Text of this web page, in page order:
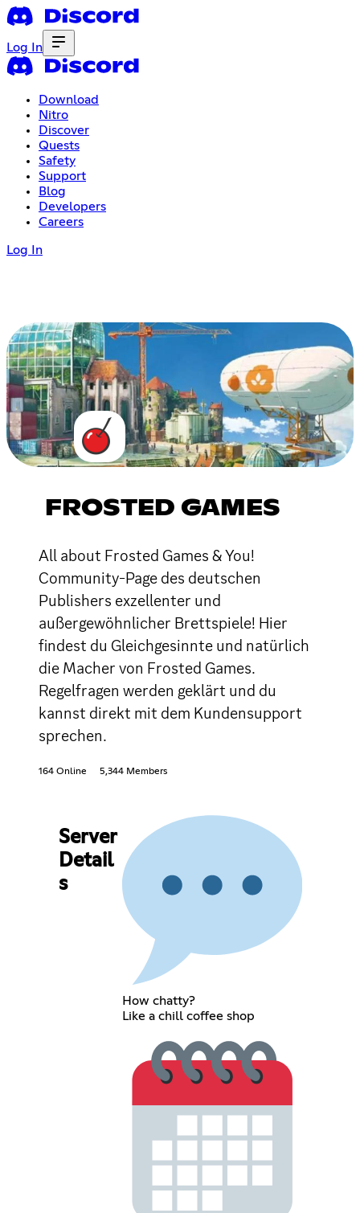
Log In
Download
Nitro
Discover
Quests
Safety
Support
Blog
Developers
Careers
Log In
FROSTED GAMES
All about Frosted Games & You!
Community-Page des deutschen
Publishers exzellenter und
außergewöhnlicher Brettspiele! Hier
findest du Gleichgesinnte und natürlich
die Macher von Frosted Games.
Regelfragen werden geklärt und du
kannst direkt mit dem Kundensupport
sprechen.
164 Online 5,344 Members
Server
Detail
s
How chatty?
Like a chill coffee shop